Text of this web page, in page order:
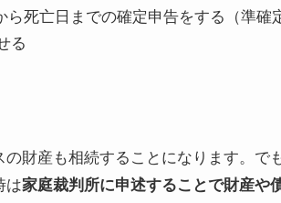
ら死亡日までの確定申告をする（準確
る
財産も相続することになります。で
は家庭裁判所に申述することで財産や